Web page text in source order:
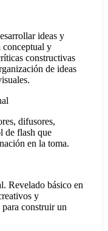
ideas y
y
constructivas
de ideas
difusores,
de flash que
en la toma.
Revelado básico en
y
construir un